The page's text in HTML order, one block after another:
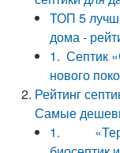
ТОП 5
дома -
1. Септик
нового
Рейтинг
Самые
1.